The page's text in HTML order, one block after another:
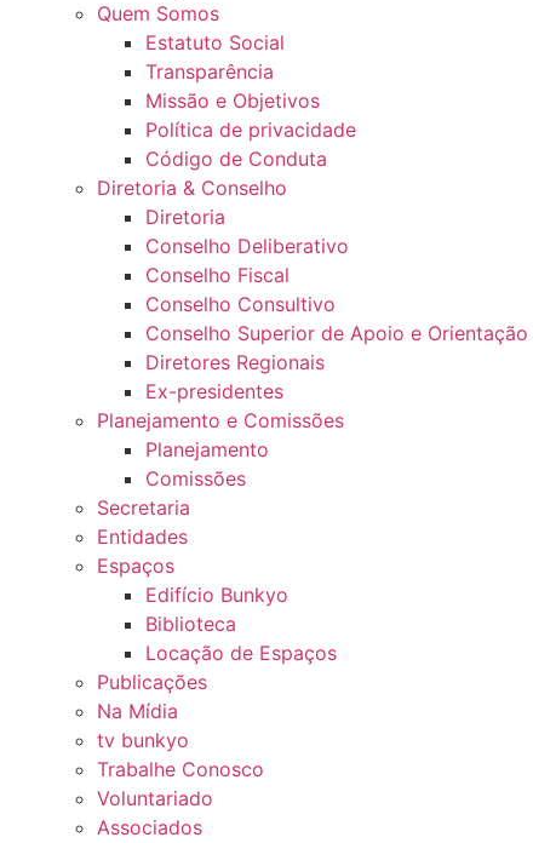
Quem Somos
Estatuto Social
Transparência
Missão e Objetivos
Política de privacidade
Código de Conduta
Diretoria & Conselho
Diretoria
Conselho Deliberativo
Conselho Fiscal
Conselho Consultivo
Conselho Superior de Apoio e Orientação
Diretores Regionais
Ex-presidentes
Planejamento e Comissões
Planejamento
Comissões
Secretaria
Entidades
Espaços
Edifício Bunkyo
Biblioteca
Locação de Espaços
Publicações
Na Mídia
tv bunkyo
Trabalhe Conosco
Voluntariado
Associados